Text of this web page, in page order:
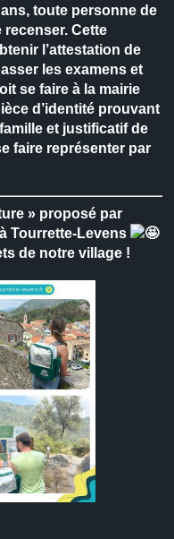
ans, toute personne de
recenser. Cette
l’attestation de
les examens et
se faire à la mairie
d’identité prouvant
et justificatif de
faire représenter par
» proposé par
Tourrette-Levens
de notre village !